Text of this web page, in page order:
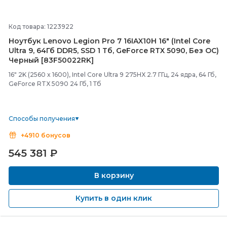
Код товара: 1223922
Ноутбук Lenovo Legion Pro 7 16IAX10H 16" (Intel Core
Ultra 9, 64Гб DDR5, SSD 1 Тб, GeForce RTX 5090, Без ОС)
Черный [83F50022RK]
16" 2K (2560 x 1600), Intel Core Ultra 9 275HX 2.7 ГГц, 24 ядра, 64 Гб,
GeForce RTX 5090 24 Гб, 1 Тб
Способы получения
+4910 бонусов
545 381 ₽
В корзину
Купить в один клик